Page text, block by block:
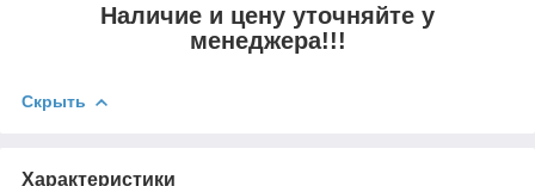
Наличие и цену уточняйте у
менеджера!!!
Скрыть
Характеристики